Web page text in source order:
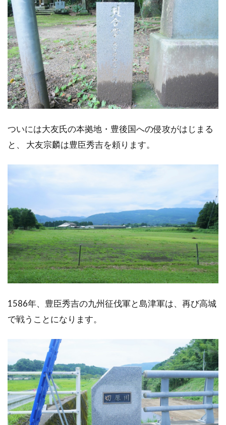
ついには大友氏の本拠地・豊後国への侵攻がはじまる
と、 大友宗麟は豊臣秀吉を頼ります。
1586年、豊臣秀吉の九州征伐軍と島津軍は、再び高城
で戦うことになります。